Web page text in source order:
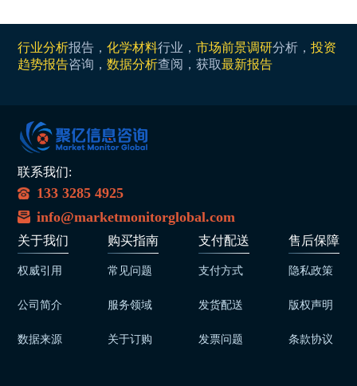
行业分析报告，化学材料行业，市场前景调研分析，投资
趋势报告咨询，数据分析查阅，获取最新报告
联系我们:
133 3285 4925
info@marketmonitorglobal.com
关于我们
权威引用
公司简介
数据来源
购买指南
常见问题
服务领域
关于订购
支付配送
支付方式
发货配送
发票问题
售后保障
隐私政策
版权声明
条款协议